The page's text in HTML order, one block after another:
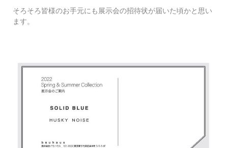
そろそろ皆様のお手元にも展示会の招待状が届いた頃かと思い
ます。